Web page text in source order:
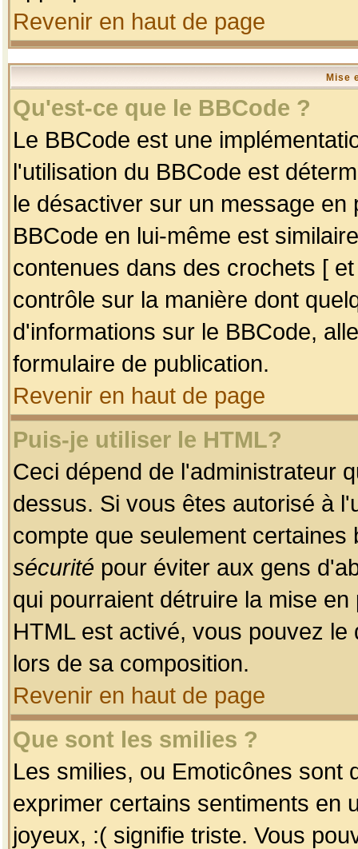
Revenir en haut de page
Mise
Qu'est-ce que le BBCode ?
Le BBCode est une
l'utilisation du BBCode est
le désactiver sur un message
BBCode en lui-même est
contenues dans des crochets [
contrôle sur la manière dont
d'informations sur le BBCode,
formulaire de publication.
Revenir en haut de page
Puis-je utiliser le HTML?
Ceci dépend de l'administrateur
dessus. Si vous êtes autorisé à
compte que seulement
sécurité pour éviter aux gens
qui pourraient détruire la mise
HTML est activé, vous pouvez
lors de sa composition.
Revenir en haut de page
Que sont les smilies ?
Les smilies, ou Emoticônes sont
exprimer certains sentiments en
joyeux, :( signifie triste. Vous